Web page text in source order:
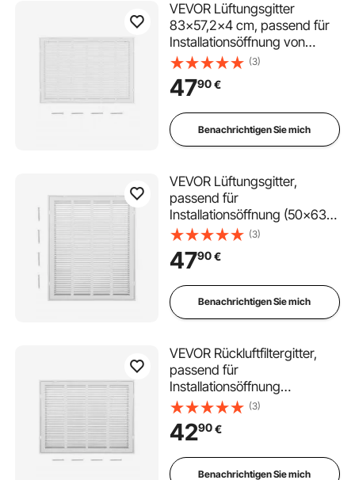
VEVOR Lüftungsgitter
83x57,2x4 cm, passend für
Installationsöffnung von
75,5x50,5 cm, Filter NICHT
im Lieferumfang enthalten,
Abluftgitter für die Wand,
Rückluftgitter aus Stahl
(3)
4790€
Benachrichtigen Sie mich
VEVOR Lüftungsgitter,
passend für
Installationsöffnung (50x63
cm), Filter NICHT im
Lieferumfang enthalten,
Abluftgitter für die Wand,
pulverbeschichtetes
Rückluftgitter aus Stahl
(3)
4790€
Benachrichtigen Sie mich
VEVOR Rückluftfiltergitter,
passend für
Installationsöffnung
(60,5x45,5 cm), Filter NICHT
im Lieferumfang enthalten,
Abluftgitter für die Wand,
Rückluftgitter aus Stahl
(3)
4290€
Benachrichtigen Sie mich